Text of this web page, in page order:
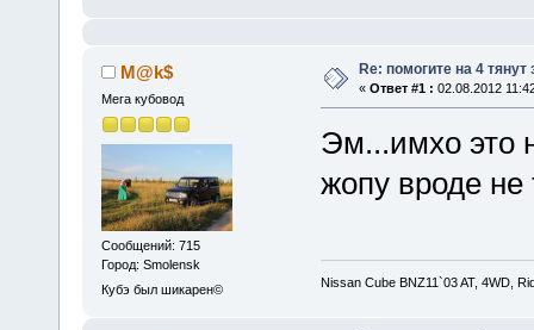
M@k$
Мега кубовод
Сообщений: 715
Город: Smolensk
Кубэ был шикарен©
Re: помогите на 4 тянут
« Ответ #1 : 02.08.2012
Эм...имхо это
жопу вроде не
Nissan Cube BNZ11`03 AT, 4WD,